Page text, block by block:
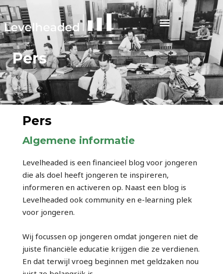
Pers
Pers
Algemene informatie
Levelheaded is een financieel blog voor jongeren
die als doel heeft jongeren te inspireren,
informeren en activeren op. Naast een blog is
Levelheaded ook community en e-learning plek
voor jongeren.
Wij focussen op jongeren omdat jongeren niet de
juiste financiële educatie krijgen die ze verdienen.
En dat terwijl vroeg beginnen met geldzaken nou